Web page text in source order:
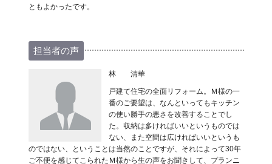
ともよかったです。
担当者の声
林 清華
戸建て住宅の全面リフォーム。Ｍ様の一
番のご要望は、なんといってもキッチン
の使い勝手の悪さを改善することでし
た。収納は多ければいいというものでは
ない、また空間は広ければいいというも
のではない、ということは当然のことですが、それによって30年
ご不便を感じてこられたＭ様から生の声をお聞きして、プランニ